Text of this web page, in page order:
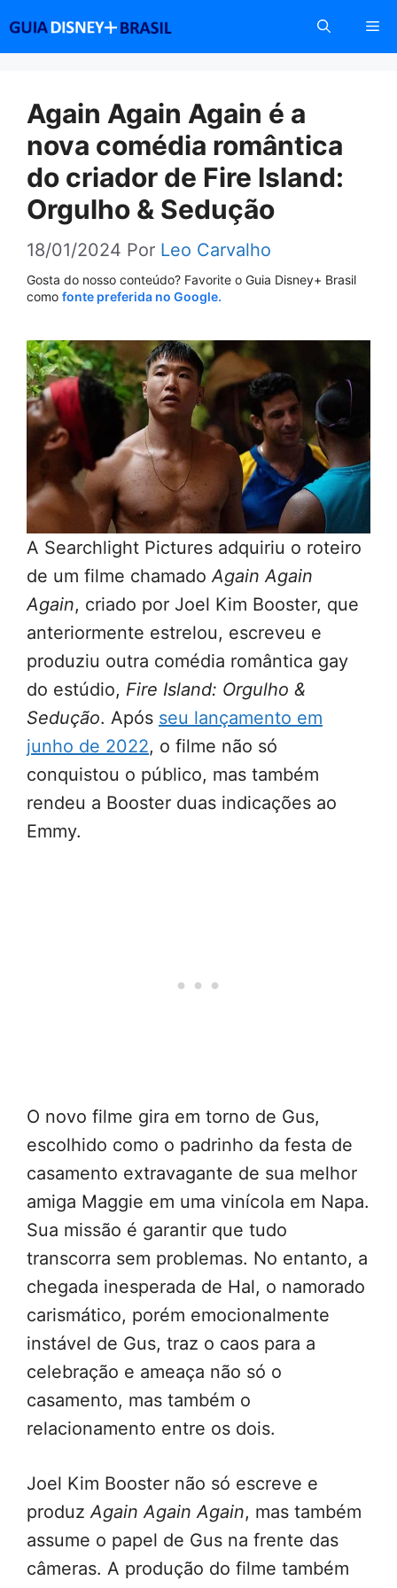
conteúdo
Again Again Again é a
nova comédia romântica
do criador de Fire Island:
Orgulho & Sedução
18/01/2024 Por Leo Carvalho
Gosta do nosso conteúdo? Favorite o Guia Disney+ Brasil
como fonte preferida no Google.
A Searchlight Pictures adquiriu o roteiro
de um filme chamadoAgain Again
Again, criado por Joel Kim Booster, que
anteriormente estrelou, escreveu e
produziu outra comédia romântica gay
do estúdio, Fire Island: Orgulho &
Sedução. Após seu lançamento em
junho de 2022, o filme não só
conquistou o público, mas também
rendeu a Booster duas indicações ao
Emmy.
O novo filme gira em torno de Gus,
escolhido como o padrinho da festa de
casamento extravagante de sua melhor
amiga Maggie em uma vinícola em Napa.
Sua missão é garantir que tudo
transcorra sem problemas. No entanto, a
chegada inesperada de Hal, o namorado
carismático, porém emocionalmente
instável de Gus, traz o caos para a
celebração e ameaça não só o
casamento, mas também o
relacionamento entre os dois.
Joel Kim Booster não só escreve e
produzAgain Again Again, mas também
assume o papel de Gus na frente das
câmeras. A produção do filme também